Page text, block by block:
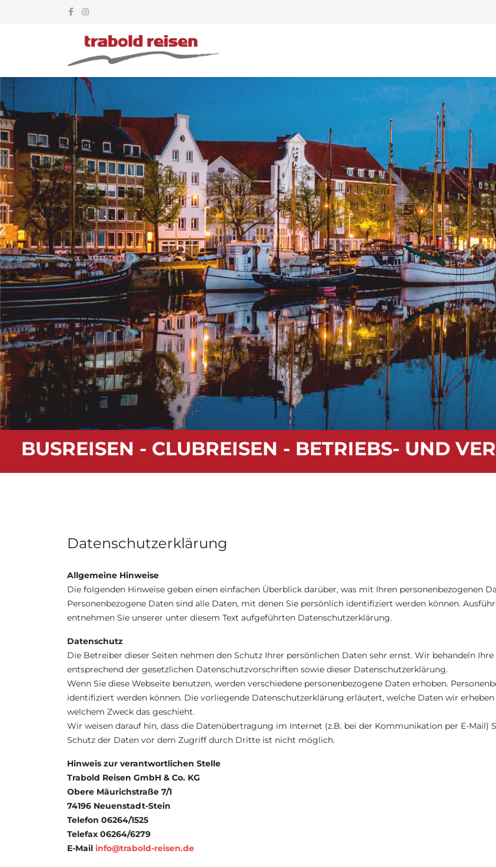
BUSREISEN - CLUBREISEN - BETRIEBS- UND
Datenschutzerklärung
Allgemeine Hinweise
Die folgenden Hinweise geben einen einfachen Überblick darüber, was mit Ihren personenbezogenen
Personenbezogene Daten sind alle Daten, mit denen Sie persönlich identifiziert werden können.
entnehmen Sie unserer unter diesem Text aufgeführten Datenschutzerklärung.
Datenschutz
Die Betreiber dieser Seiten nehmen den Schutz Ihrer persönlichen Daten sehr ernst. Wir behandeln
entsprechend der gesetzlichen Datenschutzvorschriften sowie dieser Datenschutzerklärung.
Wenn Sie diese Webseite benutzen, werden verschiedene personenbezogene Daten erhoben.
identifiziert werden können. Die vorliegende Datenschutzerklärung erläutert, welche Daten wir
welchem Zweck das geschieht.
Wir weisen darauf hin, dass die Datenübertragung im Internet (z.B. bei der Kommunikation per E-Mail)
Schutz der Daten vor dem Zugriff durch Dritte ist nicht möglich.
Hinweis zur verantwortlichen Stelle
Trabold Reisen GmbH & Co. KG
Obere Mäurichstraße 7/1
74196 Neuenstadt-Stein
Telefon 06264/1525
Telefax 06264/6279
E-Mail info@trabold-reisen.de